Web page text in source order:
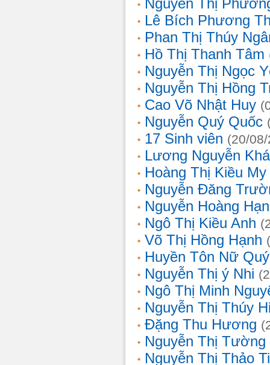
Nguyễn Thị
Lê Bích Phương
Phan Thị Thúy
Hồ Thị Thanh Tâm
Nguyễn Thị Ngọc
Nguyễn Thị Hồng
Cao Võ Nhật Huy
Nguyễn Quý Quốc
17 Sinh viên (20/
Lương Nguyễn
Hoàng Thị Kiều My
Nguyễn Đăng
Nguyễn Hoàng
Ngô Thị Kiều Anh
Võ Thị Hồng Hạnh
Huyền Tôn Nữ
Nguyễn Thị ý Nhi
Ngô Thị Minh
Nguyễn Thị Thúy
Đặng Thu Hương
Nguyễn Thị Tường
Nguyễn Thị Thảo